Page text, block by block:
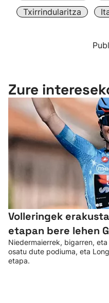
Txirrindularitza
Zure
Volleringek
etapan bere lehen
Niedermaierrek, bigarren,
osatu dute podiuma, eta
etapa.